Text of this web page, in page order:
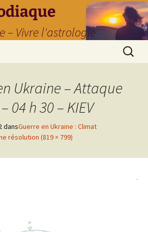
– Vivre l'astrologie
Ukraine – Attaque
04 h 30 – KIEV
dansGuerre en Ukraine : Climat
résolution (819 × 799)